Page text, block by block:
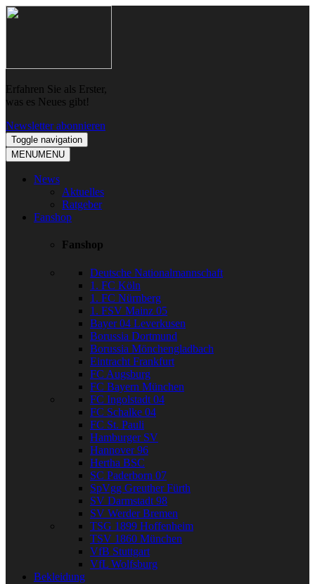
Skip
Skip
Erfahren Sie als Erster,
was es Neues gibt!
Newsletter abonnieren
Toggle navigation
MENUMENU
News
Aktuelles
Ratgeber
Fanshop
Fanshop
Deutsche Nationalmannschaft
1. FC Köln
1. FC Nürnberg
1. FSV Mainz 05
Bayer 04 Leverkusen
Borussia Dortmund
Borussia Mönchengladbach
Eintracht Frankfurt
FC Augsburg
FC Bayern München
FC Ingolstadt 04
FC Schalke 04
FC St. Pauli
Hamburger SV
Hannover 96
Hertha BSC
SC Paderborn 07
SpVgg Greuther Fürth
SV Darmstadt 98
SV Werder Bremen
TSG 1899 Hoffenheim
TSV 1860 München
VfB Stuttgart
VfL Wolfsburg
Bekleidung